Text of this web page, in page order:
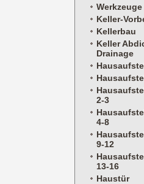
Werkzeuge
Keller-
Kellerbau
Keller
Drainage
2-3
4-8
9-12
13-16
Haustür